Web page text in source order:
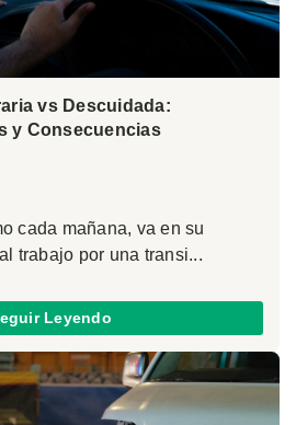
vs Descuidada:
y Consecuencias
cada mañana, va en su
trabajo por una transi...
Leyendo